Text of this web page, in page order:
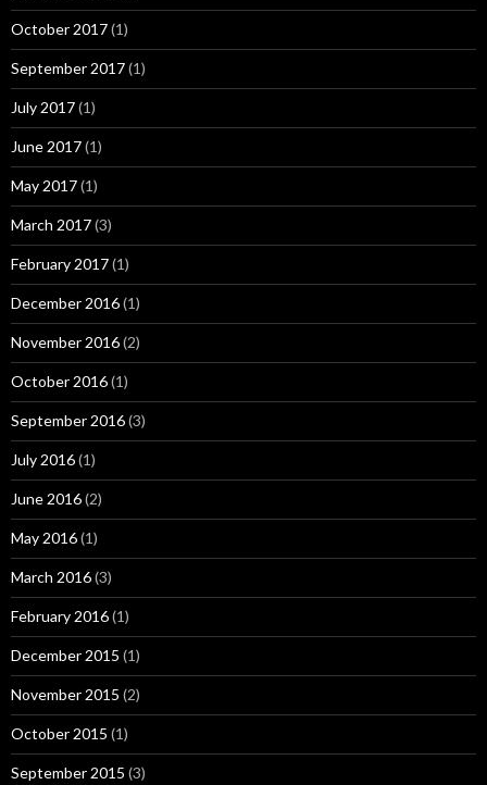
October 2017(1)
September 2017(1)
July 2017(1)
June 2017(1)
May 2017(1)
March 2017(3)
February 2017(1)
December 2016(1)
November 2016(2)
October 2016(1)
September 2016(3)
July 2016(1)
June 2016(2)
May 2016(1)
March 2016(3)
February 2016(1)
December 2015 (1)
November 2015 (2)
October 2015 (1)
September 2015 (3)